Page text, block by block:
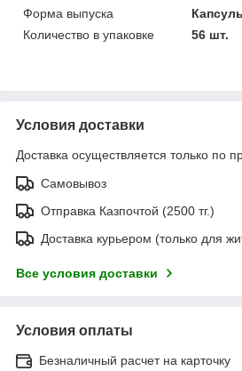
Форма выпуска
Количество в упаковке
56 шт.
Условия доставки
Доставка осуществляется только по
Самовывоз
Отправка Казпочтой (2500 тг.)
Доставка курьером (только для
Все условия доставки
Условия оплаты
Безналичный расчет на карточку